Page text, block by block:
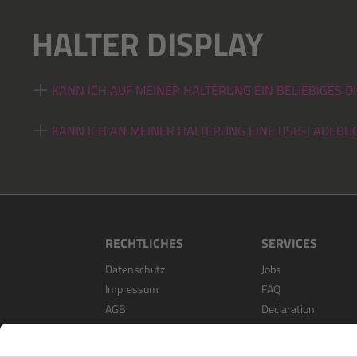
HALTER DISPLAY
KANN ICH AUF MEINER HALTERUNG EIN BELIEBIGES
KANN ICH AN MEINER HALTERUNG EINE USB-
RECHTLICHES
Datenschutz
Impressum
AGB
SERVICES
Jobs
FAQ
Declaration
Open Source